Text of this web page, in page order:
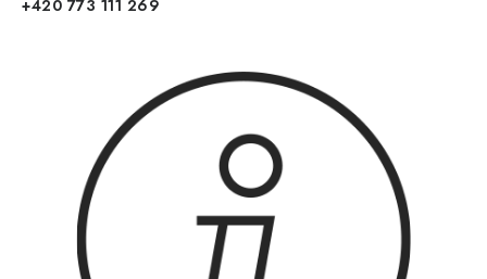
+420 773 111 269